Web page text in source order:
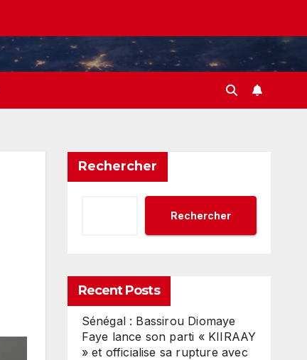
Rechercher
Rechercher
Recent Posts
Sénégal : Bassirou Diomaye
Faye lance son parti « KIIRAAY
» et officialise sa rupture avec